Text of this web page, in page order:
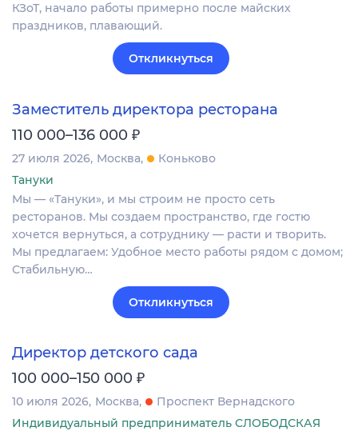
КЗоТ, начало работы примерно после майских
праздников, плавающий.
Откликнуться
Заместитель директора ресторана
110 000–136 000 ₽
27 июля 2026 Москва
Коньково
Тануки
Мы — «Тануки», и мы строим не просто сеть
ресторанов. Мы создаем пространство, где гостю
хочется вернуться, а сотруднику — расти и творить.
Мы предлагаем: Удобное место работы рядом с домом;
Стабильную…
Откликнуться
Директор детского сада
100 000–150 000 ₽
10 июля 2026 Москва
Проспект Вернадского
Индивидуальный предприниматель СЛОБОДСКАЯ